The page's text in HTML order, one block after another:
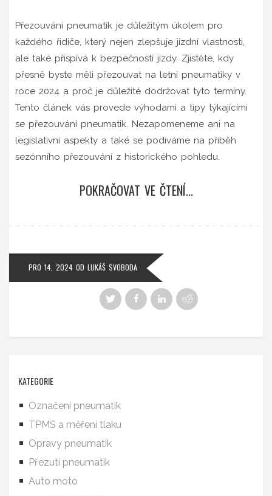
Přezouvání pneumatik je důležitým úkolem pro
každého řidiče, který nejen zlepšuje jízdní vlastnosti,
ale také přispívá k bezpečnosti jízdy. Zjistěte, kdy
přesně byste měli přezouvat na letní pneumatiky v
roce 2024 a proč je důležité dodržovat tyto termíny.
Tento článek vás provede výhodami a tipy týkajícími
se přezouvání pneumatik. Nezapomeneme ani na
legislativní aspekty a také se podíváme na příběh
sezónního přezouvání z historického pohledu.
POKRAČOVAT VE ČTENÍ...
PRO 14, 2024 OD LUKÁŠ SVOBODA
KATEGORIE
Označení pneumatik
TPMS a měření tlaku
Opravy pneumatik
Přezutí pneumatik
Auto moto